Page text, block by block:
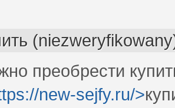
преобрести
new-sejfy.ru/>